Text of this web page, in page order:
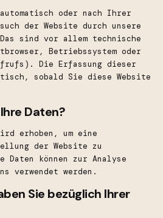
automatisch oder nach Ihrer
der Website durch unsere
sind vor allem technische
Betriebssystem oder
Die Erfassung dieser
sobald Sie diese Website
Daten?
erhoben, um eine
der Website zu
Daten können zur Analyse
verwendet werden.
Sie bezüglich Ihrer